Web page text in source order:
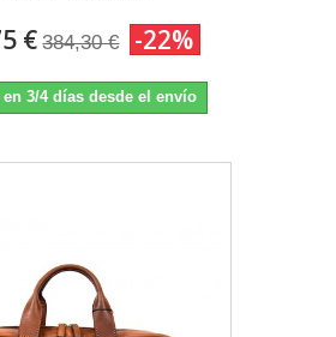
€ 384,30 € -22%
en 3/4 días desde el envío